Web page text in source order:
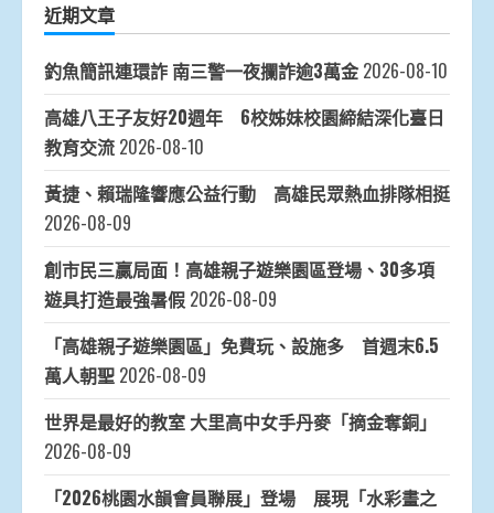
近期文章
釣魚簡訊連環詐 南三警一夜攔詐逾3萬金 2026-08-10
高雄八王子友好20週年 6校姊妹校園締結深化臺日
教育交流 2026-08-10
黃捷、賴瑞隆響應公益行動 高雄民眾熱血排隊相挺
2026-08-09
創市民三贏局面！高雄親子遊樂園區登場、30多項
遊具打造最強暑假 2026-08-09
「高雄親子遊樂園區」免費玩、設施多 首週末6.5
萬人朝聖 2026-08-09
世界是最好的教室 大里高中女手丹麥「摘金奪銅」
2026-08-09
「2026桃園水韻會員聯展」登場 展現「水彩畫之